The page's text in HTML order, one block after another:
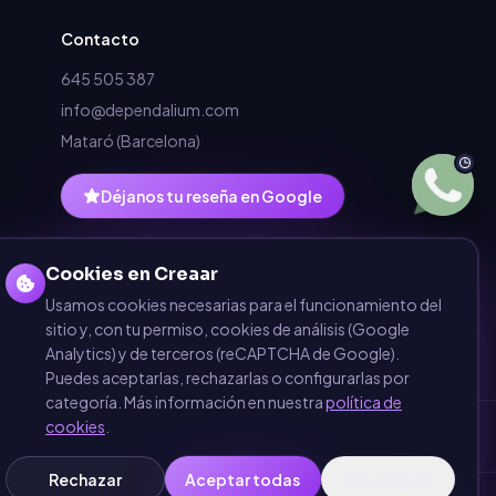
Contacto
645 505 387
info@dependalium.com
Mataró (Barcelona)
Déjanos tu reseña en Google
Cookies en Creaar
Usamos cookies necesarias para el funcionamiento del
sitio y, con tu permiso, cookies de análisis (Google
Analytics) y de terceros (reCAPTCHA de Google).
Puedes aceptarlas, rechazarlas o configurarlas por
categoría. Más información en nuestrapolítica de
cookies
Rechazar Aceptar todas